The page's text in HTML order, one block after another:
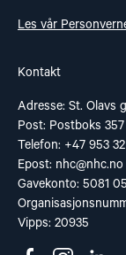
Les vår
Kontakt
Adresse: St. Olavs
Post: Postboks 357
Telefon: +47 953
Epost: nhc@nhc.no
Gavekonto: 5081
Vipps: 20935